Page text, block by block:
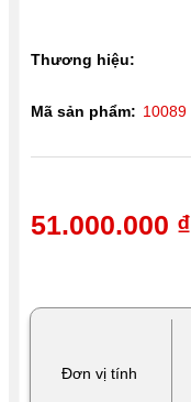
Đơn vị tính
51.000.000 ₫
Thương hiệu:
Mã sản phẩm: 10089